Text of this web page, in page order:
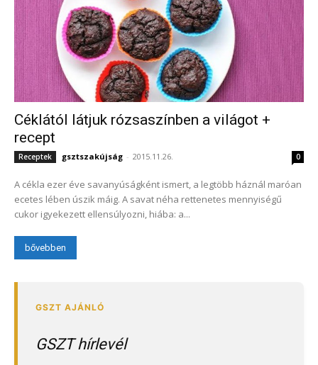
Céklától látjuk rózsaszínben a világot +
recept
Receptek gsztszakújság - 2015.11.26. 0
A cékla ezer éve savanyúságként ismert, a legtöbb háznál maróan
ecetes lében úszik máig. A savat néha rettenetes mennyiségű
cukor igyekezett ellensúlyozni, hiába: a...
bővebben
GSZT hírlevél